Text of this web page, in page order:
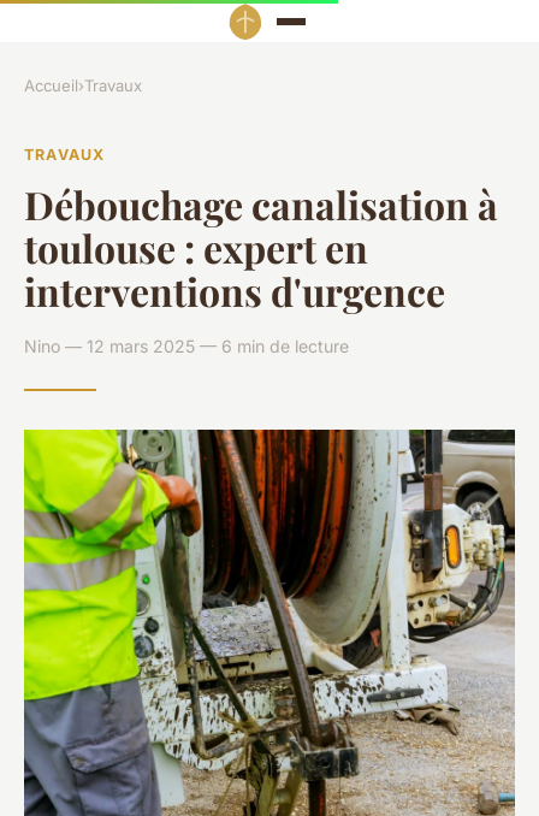
Accueil›Travaux
TRAVAUX
Débouchage canalisation à
toulouse : expert en
interventions d'urgence
Nino — 12 mars 2025 — 6 min de lecture